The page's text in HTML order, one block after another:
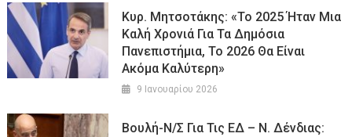
Κυρ. Μητσοτάκης: «Το 2025 Ήταν Μια
Καλή Χρονιά Για Τα Δημόσια
Πανεπιστήμια, Το 2026 Θα Είναι
Ακόμα Καλύτερη»
9 Ιανουαρίου 2026
Βουλή-Ν/σ Για Τις ΕΔ – Ν. Δένδιας: